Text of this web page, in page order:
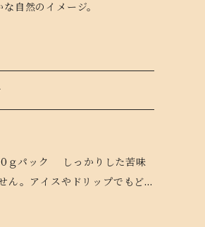
かな自然のイメージ。
かりした苦味
ん。アイスやドリップでもど